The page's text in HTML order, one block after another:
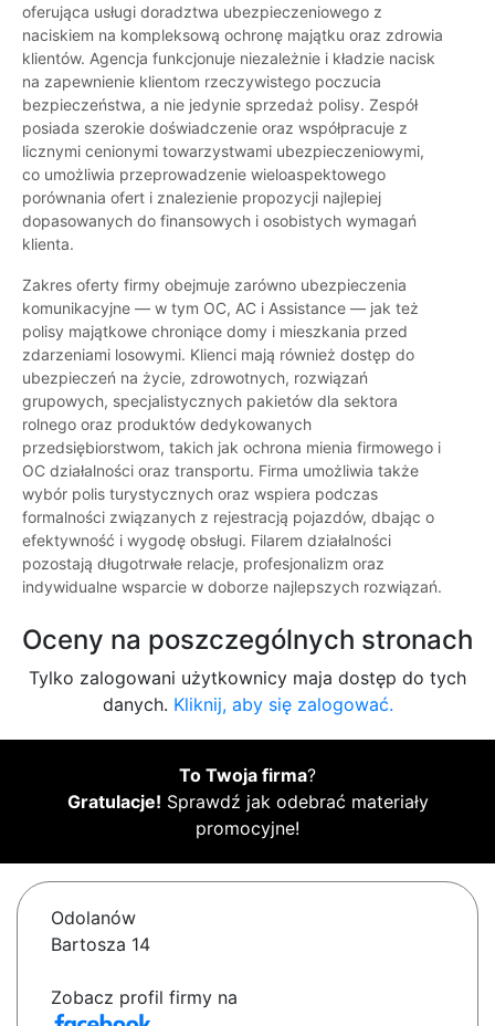
oferująca usługi doradztwa ubezpieczeniowego z
naciskiem na kompleksową ochronę majątku oraz zdrowia
klientów. Agencja funkcjonuje niezależnie i kładzie nacisk
na zapewnienie klientom rzeczywistego poczucia
bezpieczeństwa, a nie jedynie sprzedaż polisy. Zespół
posiada szerokie doświadczenie oraz współpracuje z
licznymi cenionymi towarzystwami ubezpieczeniowymi,
co umożliwia przeprowadzenie wieloaspektowego
porównania ofert i znalezienie propozycji najlepiej
dopasowanych do finansowych i osobistych wymagań
klienta.
Zakres oferty firmy obejmuje zarówno ubezpieczenia
komunikacyjne — w tym OC, AC i Assistance — jak też
polisy majątkowe chroniące domy i mieszkania przed
zdarzeniami losowymi. Klienci mają również dostęp do
ubezpieczeń na życie, zdrowotnych, rozwiązań
grupowych, specjalistycznych pakietów dla sektora
rolnego oraz produktów dedykowanych
przedsiębiorstwom, takich jak ochrona mienia firmowego i
OC działalności oraz transportu. Firma umożliwia także
wybór polis turystycznych oraz wspiera podczas
formalności związanych z rejestracją pojazdów, dbając o
efektywność i wygodę obsługi. Filarem działalności
pozostają długotrwałe relacje, profesjonalizm oraz
indywidualne wsparcie w doborze najlepszych rozwiązań.
Oceny na poszczególnych stronach
Tylko zalogowani użytkownicy maja dostęp do tych
danych. Kliknij, aby się zalogować.
To Twoja firma?
Gratulacje! Sprawdź jak odebrać materiały
promocyjne!
Odolanów
Bartosza 14
Zobacz profil firmy na